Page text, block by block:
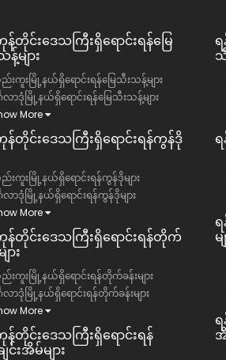
တိုင်းဒေသကြီး​ရှိရောင်းရန်မြေ
များ
းကူးမြို့နယ်ရှိရောင်းရန်မြေသီးသန့်များ
လာဒုံမြို့နယ်ရှိရောင်းရန်မြေသီးသန့်များ
More
န်တိုင်းဒေသကြီး​ရှိရောင်းရန်ကွန်ဒို
းကူးမြို့နယ်ရှိရောင်းရန်ကွန်ဒိုများ
လာဒုံမြို့နယ်ရှိရောင်းရန်ကွန်ဒိုများ
More
န်တိုင်းဒေသကြီး​ရှိရောင်းရန်တိုက်
ား
းကူးမြို့နယ်ရှိရောင်းရန်တိုက်ခန်းများ
ဂလာဒုံမြို့နယ်ရှိရောင်းရန်တိုက်ခန်းများ
More
န်တိုင်းဒေသကြီး​ရှိရောင်းရန်
င်းအိမ်များ
မ
အိ